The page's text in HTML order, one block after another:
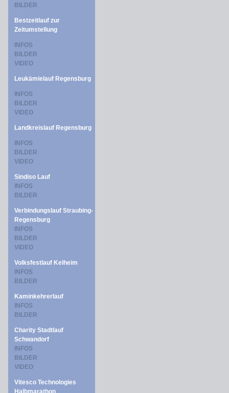
BILDER
Bestzeitlauf zur
Zeitumstellung
INFOS
BILDER
VIDEO
Leukämielauf Regensburg
INFOS
BILDER
VIDEO
Landkreislauf Regensburg
INFOS
BILDER
VIDEO
Sindiso Lauf
INFOS
BILDER
Verbindungslauf Straubing-
Regensburg
INFOS
BILDER
VIDEO
Volksfestlauf Kelheim
INFOS
BILDER
Kaminkehrerlauf
INFOS
BILDER
Charity Stadtlauf
Schwandorf
INFOS
BILDER
VIDEO
Vitesco Technologies
Halbmarathon